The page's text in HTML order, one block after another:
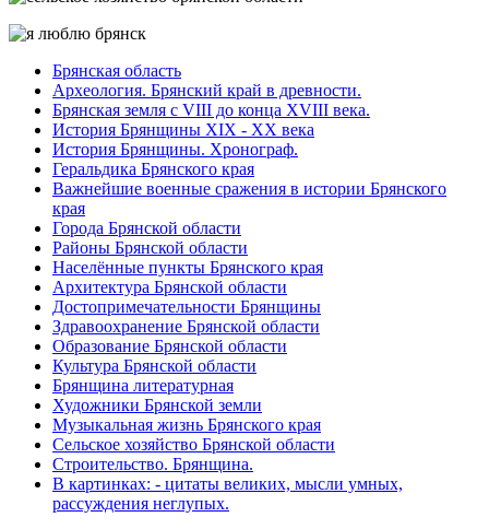
Брянская область
Археология. Брянский край в древности.
Брянская земля с VIII до конца XVIII века.
История Брянщины XIX - XX века
История Брянщины. Хронограф.
Геральдика Брянского края
Важнейшие военные сражения в истории Брянского
края
Города Брянской области
Районы Брянской области
Населённые пункты Брянского края
Архитектура Брянской области
Достопримечательности Брянщины
Здравоохранение Брянской области
Образование Брянской области
Культура Брянской области
Брянщина литературная
Художники Брянской земли
Музыкальная жизнь Брянского края
Сельское хозяйство Брянской области
Строительство. Брянщина.
В картинках: - цитаты великих, мысли умных,
рассуждения неглупых.